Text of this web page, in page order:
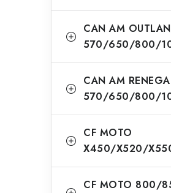
CAN AM
570/650/800/
CAN AM
570/650/800/
CF MOTO
X450/X520/
CF MOTO 800/